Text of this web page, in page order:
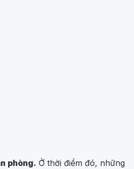
phòng. Ở thời điểm đó, những